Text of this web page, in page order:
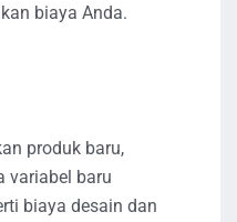
biaya Anda.
produk baru,
variabel baru
biaya desain dan